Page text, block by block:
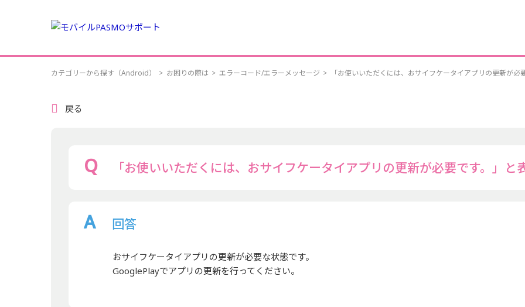
カテゴリーから探す（Android） > お困りの際は > エラーコード/エラーメッセージ > 「お使いいただくには、おサイフケータイアプリの更新が必
戻る
「お使いいただくには、おサイフケータイアプリの更新が必要です。」と
回答
おサイフケータイアプリの更新が必要な状態です。
GooglePlayでアプリの更新を行ってください。